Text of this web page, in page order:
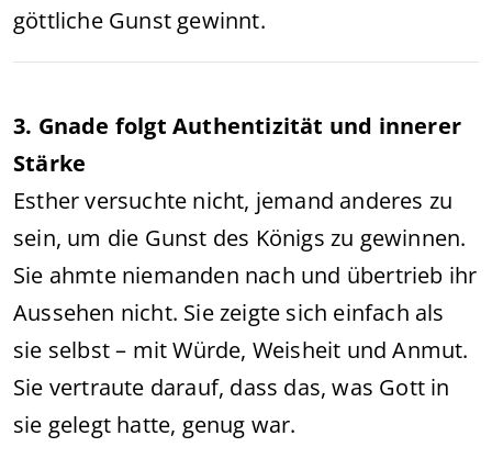
göttliche Gunst gewinnt.
3. Gnade folgt Authentizität und innerer
Stärke
Esther versuchte nicht, jemand anderes zu
sein, um die Gunst des Königs zu gewinnen.
Sie ahmte niemanden nach und übertrieb ihr
Aussehen nicht. Sie zeigte sich einfach als
sie selbst – mit Würde, Weisheit und Anmut.
Sie vertraute darauf, dass das, was Gott in
sie gelegt hatte, genug war.